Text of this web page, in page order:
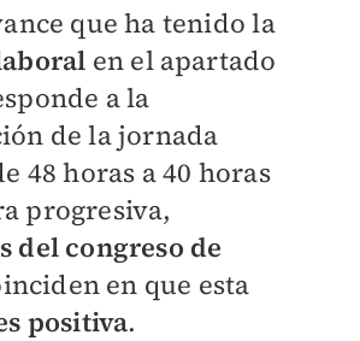
que ha tenido la
en el apartado
a la
de la jornada
48 horas a 40 horas
progresiva,
del congreso de
en que esta
positiva.